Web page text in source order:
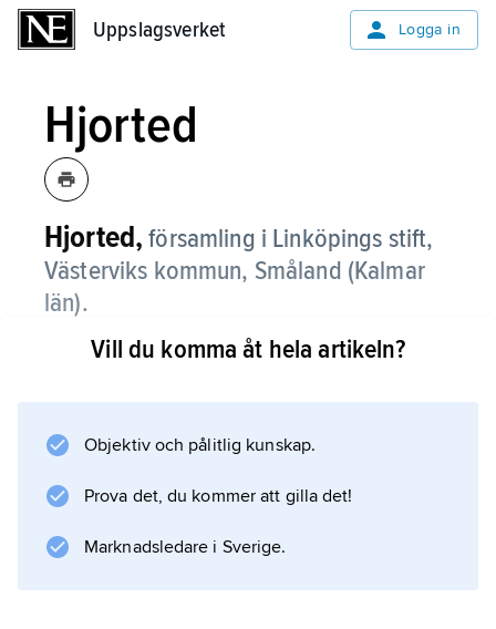
Uppslagsverket Logga in
Hjorted
Hjorted, församling i Linköpings stift,
Västerviks kommun, Småland (Kalmar
län).
Hjorted är en skogig, starkt bruten och sjörik
Vill du komma åt hela artikeln?
Objektiv och pålitlig kunskap.
Prova det, du kommer att gilla det!
Marknadsledare i Sverige.